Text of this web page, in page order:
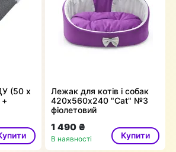
(50 х
Лежак для котів і собак
420х560х240 "Cat" №3
фіолетовий
1 490 ₴
В наявності Купити